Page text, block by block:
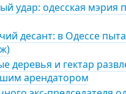
удар: одесская
десант: в Одессе
деревья и гектар
арендатором